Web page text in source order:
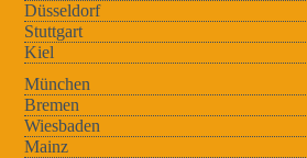
Düsseldorf
Stuttgart
Kiel
München
Bremen
Wiesbaden
Mainz